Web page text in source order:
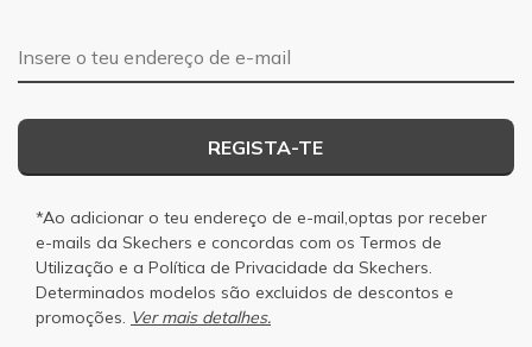
Endereço de e-mail
REGISTA-TE
*Ao adicionar o teu endereço de e-mail,optas por receber
e-mails da Skechers e concordas com os Termos de
Utilização e a Política de Privacidade da Skechers.
Determinados modelos são excluidos de descontos e
promoções. Ver mais detalhes.